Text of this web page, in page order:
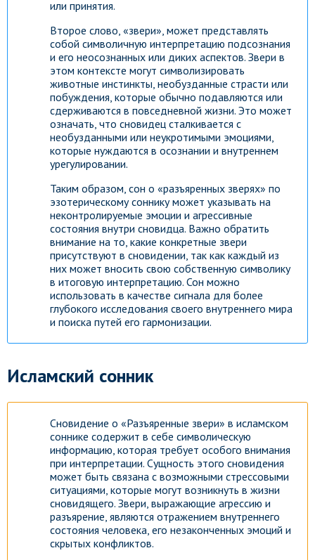
или принятия.
Второе слово, «звери», может представлять
собой символичную интерпретацию подсознания
и его неосознанных или диких аспектов. Звери в
этом контексте могут символизировать
животные инстинкты, необузданные страсти или
побуждения, которые обычно подавляются или
сдерживаются в повседневной жизни. Это может
означать, что сновидец сталкивается с
необузданными или неукротимыми эмоциями,
которые нуждаются в осознании и внутреннем
урегулировании.
Таким образом, сон о «разъяренных зверях» по
эзотерическому соннику может указывать на
неконтролируемые эмоции и агрессивные
состояния внутри сновидца. Важно обратить
внимание на то, какие конкретные звери
присутствуют в сновидении, так как каждый из
них может вносить свою собственную символику
в итоговую интерпретацию. Сон можно
использовать в качестве сигнала для более
глубокого исследования своего внутреннего мира
и поиска путей его гармонизации.
Исламский сонник
Сновидение о «Разъяренные звери» в исламском
соннике содержит в себе символическую
информацию, которая требует особого внимания
при интерпретации. Сущность этого сновидения
может быть связана с возможными стрессовыми
ситуациями, которые могут возникнуть в жизни
сновидящего. Звери, выражающие агрессию и
разъярение, являются отражением внутреннего
состояния человека, его незаконченных эмоций и
скрытых конфликтов.